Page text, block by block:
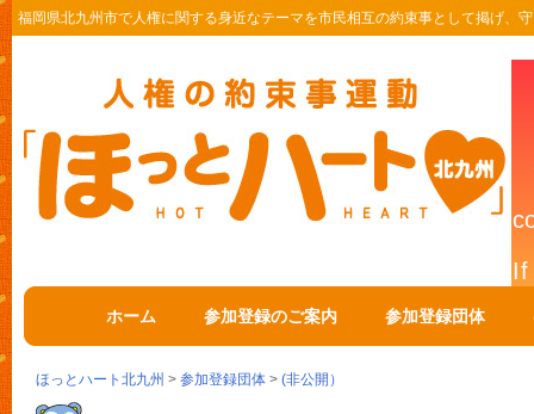
福岡県北九州市で人権に関する身近なテーマを市民相互の約束事として掲げ、
ホーム 参加登録のご案内 参加登録団体
ほっとハート北九州 > 参加登録団体 > (非公開）